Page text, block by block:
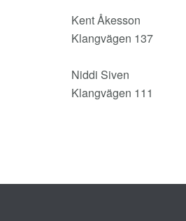
Kent Åkesson
Klangvägen 137
Niddi Siven
Klangvägen 111